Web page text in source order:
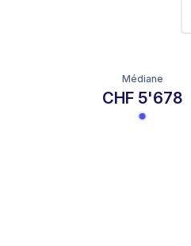
Médiane
CHF 5'678